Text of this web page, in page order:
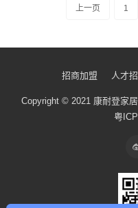
上一页 1
招商加盟 人才
Copyright © 2021 康耐登家
粤